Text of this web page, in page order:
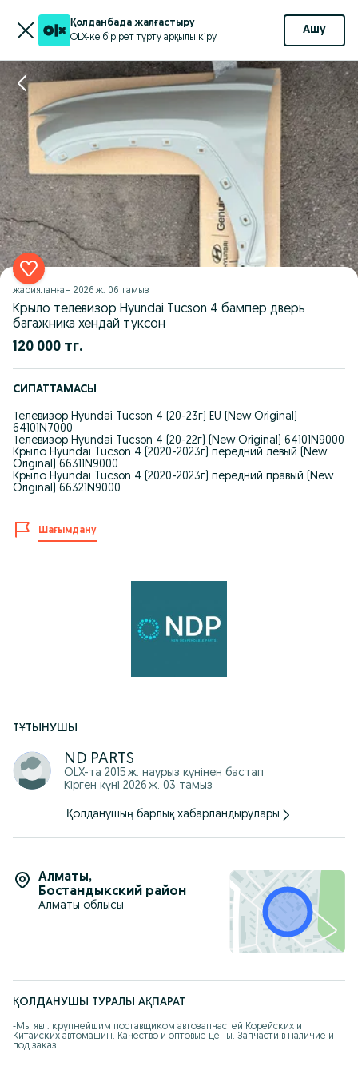
Қолданбада жалғастыру
OLX-ке бір рет түрту арқылы кіру
Ашу
жарияланған 2026 ж. 06 тамыз
Крыло телевизор Hyundai Tucson 4 бампер дверь
багажника хендай туксон
120 000 тг.
СИПАТТАМАСЫ
Телевизор Hyundai Tucson 4 (20-23г) EU (New Original)
64101N7000
Телевизор Hyundai Tucson 4 (20-22г) (New Original) 64101N9000
Крыло Hyundai Tucson 4 (2020-2023г) передний левый (New
Original) 66311N9000
Крыло Hyundai Tucson 4 (2020-2023г) передний правый (New
Original) 66321N9000
Шағымдану
ТҰТЫНУШЫ
ND PARTS
OLX-та 2015 ж. наурыз күнінен бастап
Кірген күні 2026 ж. 03 тамыз
Қолданушың барлық хабарландырулары
Алматы,
Бостандыкский район
Алматы облысы
ҚОЛДАНУШЫ ТУРАЛЫ АҚПАРАТ
-Мы явл. крупнейшим поставщиком автозапчастей Корейских и
Китайских автомашин. Качество и оптовые цены. Запчасти в наличие и
под заказ.